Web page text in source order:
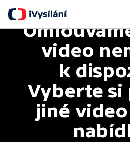
video
k
Vyberte si
jiné video